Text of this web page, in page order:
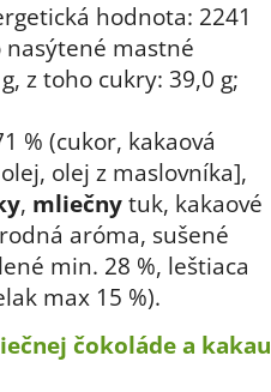
hodnota: 2241
nasýtené mastné
z toho cukry: 39,0 g;
% (cukor, kakaová
olej z maslovníka],
, mliečny tuk, kakaové
aróma, sušené
min. 28 %, leštiaca
max 15 %).
čokoláde a kakau